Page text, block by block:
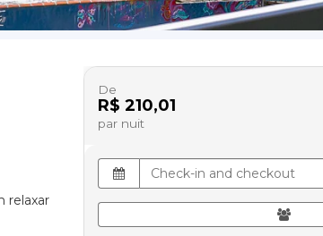
relaxar
De
R$ 210,01
par nuit